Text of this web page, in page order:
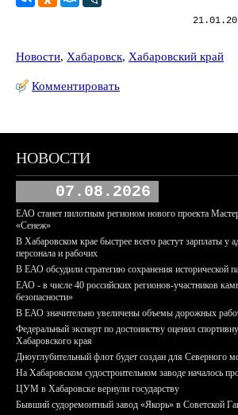
Новости, Хабаровск, Хабаровский край
Комментировать
НОВОСТИ
07.08.2026
ЕАО станет пилотным регионом нового проекта
«Сенеж»
В Хабаровском крае быстрее всего растут зарплаты у
персонала и рабочих
В ЕАО обсудили стратегию сохранения исторической
ЕАО - в числе 40 российских регионов-участников
безопасности»
В ЕАО значительно увеличены объемы дорожных
Федеральный эксперт по достоинству оценил
Хабаровского края
Дноуглубительный флот будет создан для Северного
На Хабаровском судостроительном заводе началось
ЦУМ в Хабаровске вернули государству
Бывший судоремонтный завод «Якорь» в Советской